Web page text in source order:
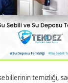
temizliği,